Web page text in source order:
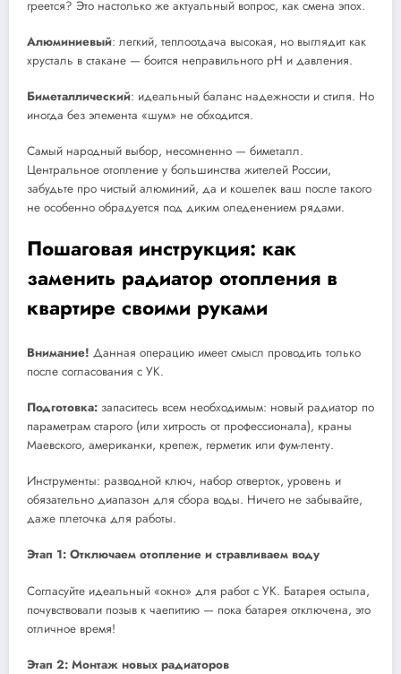
греется? Это настолько же актуальный вопрос, как смена эпох.
Алюминиевый: легкий, теплоотдача высокая, но выглядит как
хрусталь в стакане — боится неправильного pH и давления.
Биметаллический: идеальный баланс надежности и стиля. Но
иногда без элемента «шум» не обходится.
Самый народный выбор, несомненно — биметалл.
Центральное отопление у большинства жителей России,
забудьте про чистый алюминий, да и кошелек ваш после такого
не особенно обрадуется под диким оледенением рядами.
Пошаговая инструкция: как
заменить радиатор отопления в
квартире своими руками
Внимание! Данная операцию имеет смысл проводить только
после согласования с УК.
Подготовка: запаситесь всем необходимым: новый радиатор по
параметрам старого (или хитрость от профессионала), краны
Маевского, американки, крепеж, герметик или фум-ленту.
Инструменты: разводной ключ, набор отверток, уровень и
обязательно диапазон для сбора воды. Ничего не забывайте,
даже плеточка для работы.
Этап 1: Отключаем отопление и стравливаем воду
Согласуйте идеальный «окно» для работ с УК. Батарея остыла,
почувствовали позыв к чаепитию — пока батарея отключена, это
отличное время!
Этап 2: Монтаж новых радиаторов